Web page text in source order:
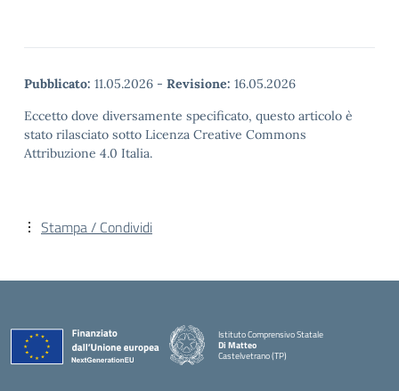
Pubblicato: 11.05.2026 - Revisione: 16.05.2026
Eccetto dove diversamente specificato, questo articolo è
stato rilasciato sotto Licenza Creative Commons
Attribuzione 4.0 Italia.
Stampa / Condividi
Istituto Comprensivo Statale
Di Matteo
Castelvetrano (TP)